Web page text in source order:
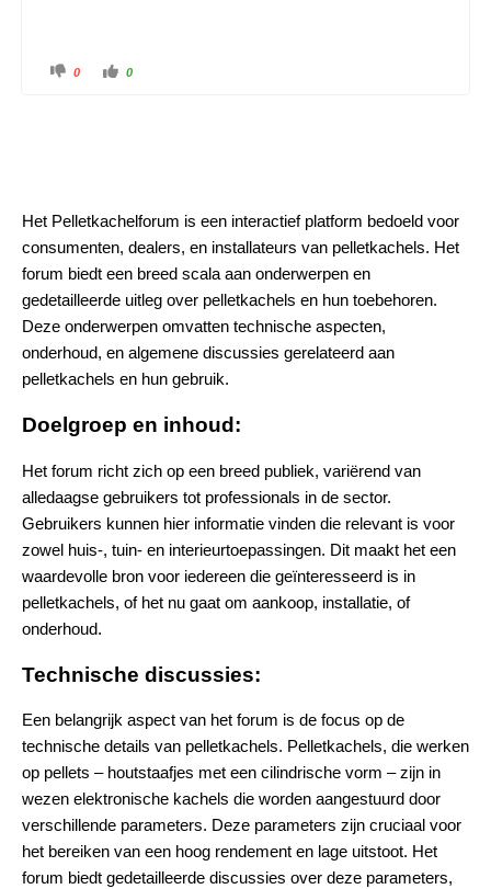
0 0
Het Pelletkachelforum is een interactief platform bedoeld voor
consumenten, dealers, en installateurs van pelletkachels. Het
forum biedt een breed scala aan onderwerpen en
gedetailleerde uitleg over pelletkachels en hun toebehoren.
Deze onderwerpen omvatten technische aspecten,
onderhoud, en algemene discussies gerelateerd aan
pelletkachels en hun gebruik.
Doelgroep en inhoud:
Het forum richt zich op een breed publiek, variërend van
alledaagse gebruikers tot professionals in de sector.
Gebruikers kunnen hier informatie vinden die relevant is voor
zowel huis-, tuin- en interieurtoepassingen. Dit maakt het een
waardevolle bron voor iedereen die geïnteresseerd is in
pelletkachels, of het nu gaat om aankoop, installatie, of
onderhoud​.
Technische discussies:
Een belangrijk aspect van het forum is de focus op de
technische details van pelletkachels. Pelletkachels, die werken
op pellets – houtstaafjes met een cilindrische vorm – zijn in
wezen elektronische kachels die worden aangestuurd door
verschillende parameters. Deze parameters zijn cruciaal voor
het bereiken van een hoog rendement en lage uitstoot. Het
forum biedt gedetailleerde discussies over deze parameters,